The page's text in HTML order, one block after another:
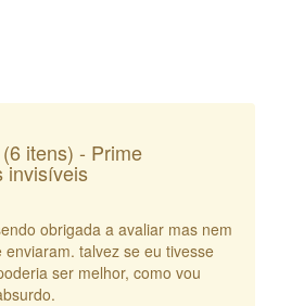
itens) - Prime
invisíveis
obrigada a avaliar mas nem
talvez se eu tivesse
ser melhor, como vou